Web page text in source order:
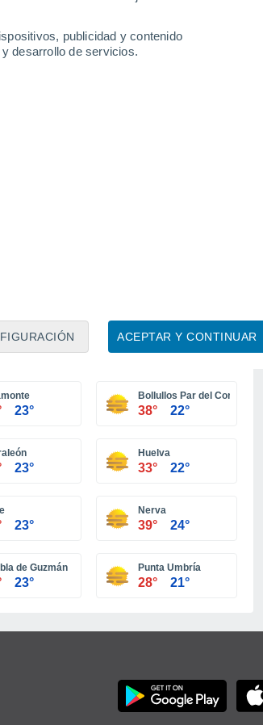
publicidad y contenido
desarrollo de servicios.
ACEPTAR Y CONTINUAR
23°
Bollullos Par del Condado
38° 22°
23°
Huelva
33° 22°
23°
Nerva
39° 24°
de Guzmán
23°
Punta Umbría
28° 21°